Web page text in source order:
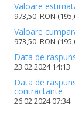
Valoare
973,50 RON
Valoare
973,50 RON
Data de
23.02.2024 14:13
Data de
contractante
26.02.2024 07:34